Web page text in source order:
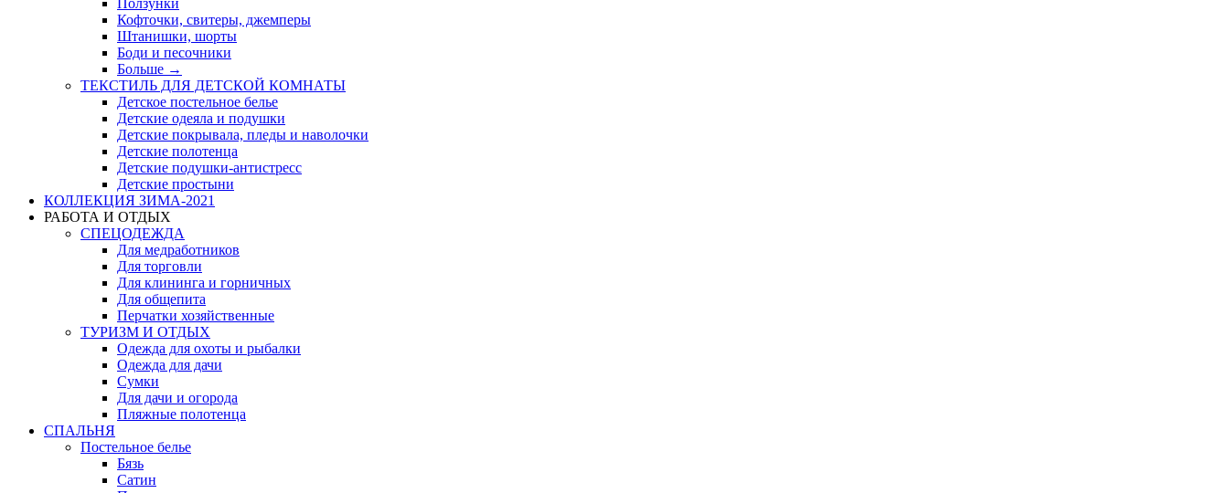
Ползунки
Кофточки, свитеры, джемперы
Штанишки, шорты
Боди и песочники
Больше →
ТЕКСТИЛЬ ДЛЯ ДЕТСКОЙ КОМНАТЫ
Детское постельное белье
Детские одеяла и подушки
Детские покрывала, пледы и наволочки
Детские полотенца
Детские подушки-антистресс
Детские простыни
КОЛЛЕКЦИЯ ЗИМА-2021
РАБОТА И ОТДЫХ
СПЕЦОДЕЖДА
Для медработников
Для торговли
Для клининга и горничных
Для общепита
Перчатки хозяйственные
ТУРИЗМ И ОТДЫХ
Одежда для охоты и рыбалки
Одежда для дачи
Сумки
Для дачи и огорода
Пляжные полотенца
СПАЛЬНЯ
Постельное белье
Бязь
Сатин